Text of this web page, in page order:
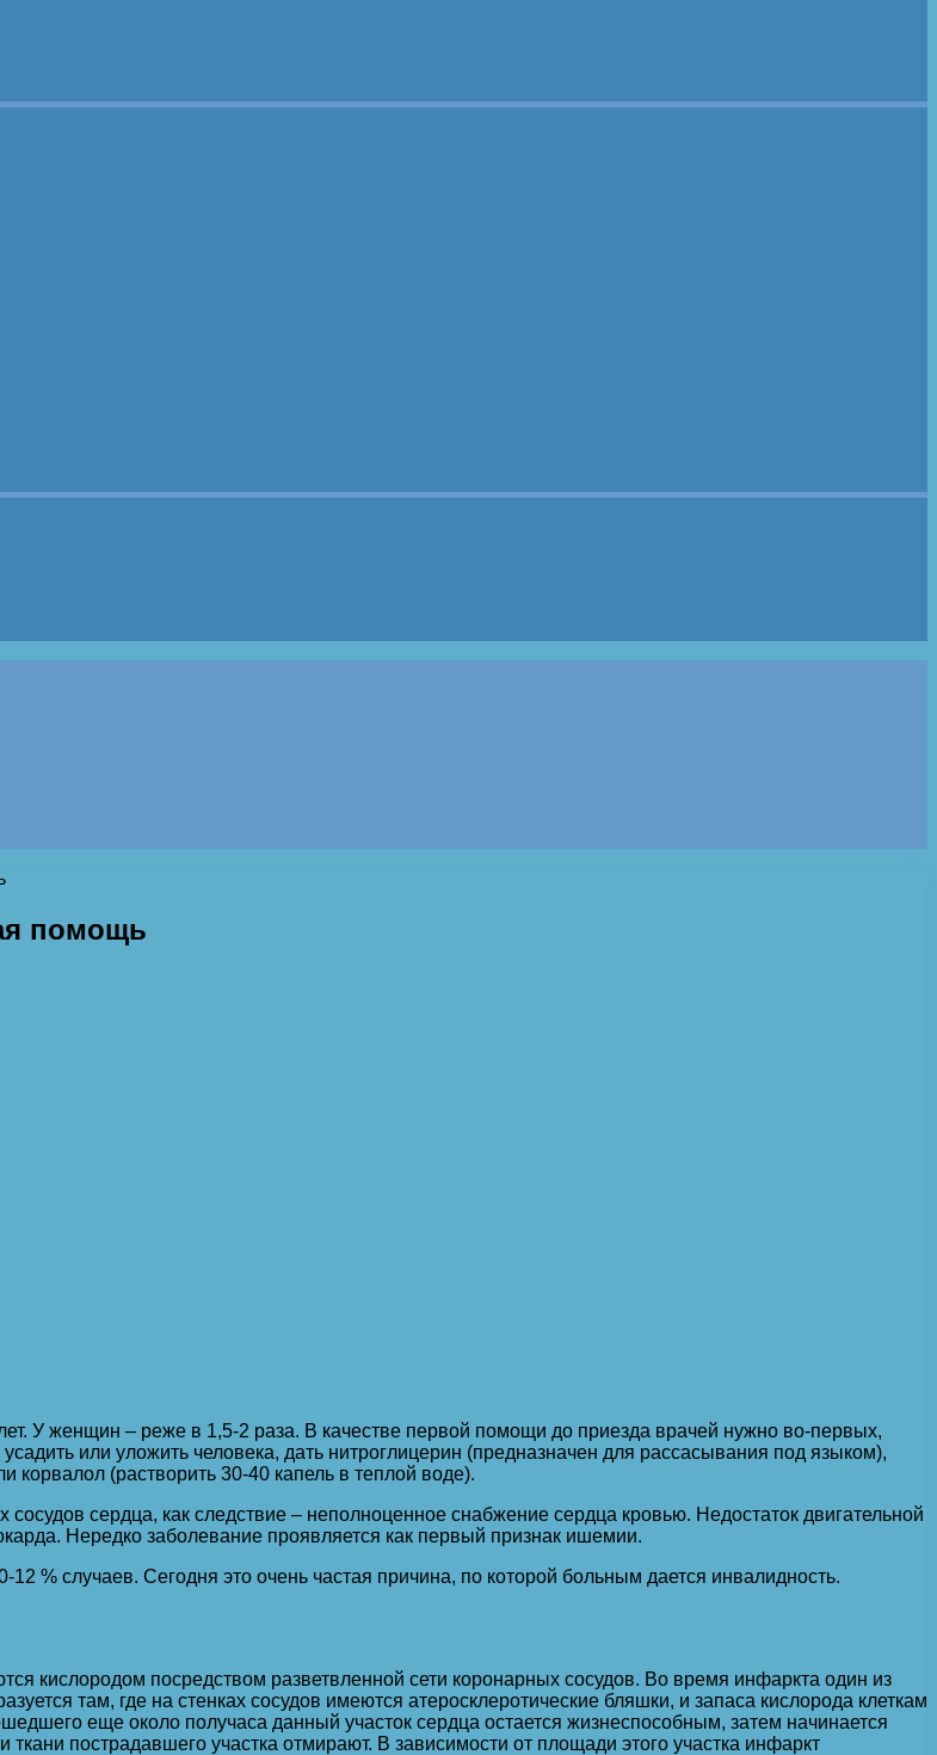
помощь
У женщин – реже в 1,5-2 раза. В качестве первой помощи до приезда врачей нужно во-первых,
или уложить человека, дать нитроглицерин (предназначен для рассасывания под языком),
корвалол (растворить 30-40 капель в теплой воде).
сердца, как следствие – неполноценное снабжение сердца кровью. Недостаток двигательной
Нередко заболевание проявляется как первый признак ишемии.
% случаев. Сегодня это очень частая причина, по которой больным дается инвалидность.
кислородом посредством разветвленной сети коронарных сосудов. Во время инфаркта один из
там, где на стенках сосудов имеются атеросклеротические бляшки, и запаса кислорода клеткам
еще около получаса данный участок сердца остается жизнеспособным, затем начинается
пострадавшего участка отмирают. В зависимости от площади этого участка инфаркт